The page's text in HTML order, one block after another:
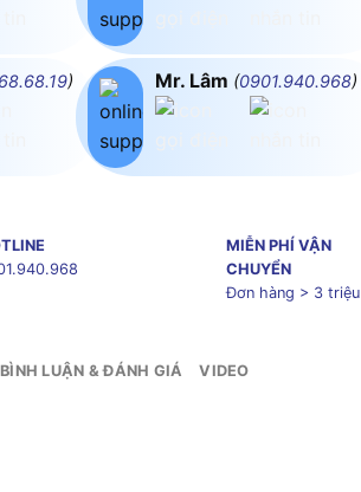
) Mr. Lâm (0901.940.968)
MIỄN PHÍ VẬN
CHUYỂN
Đơn hàng > 3 triệu
BÌNH LUẬN & ĐÁNH GIÁ VIDEO